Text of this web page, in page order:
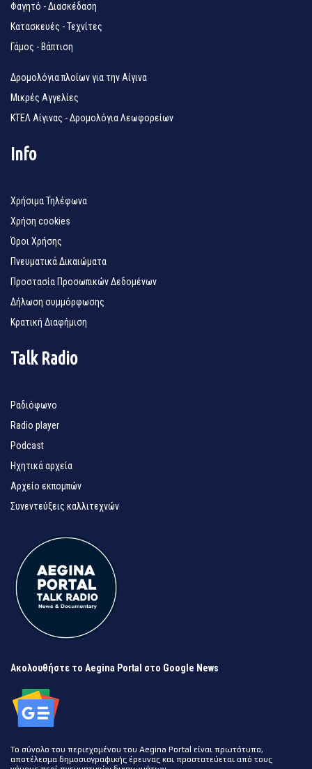
Φαγητό - Διασκέδαση
Κατασκευές - Τεχνίτες
Γάμος - Βάπτιση
Δρομολόγια πλοίων για την Αίγινα
Μικρές Αγγελίες
ΚΤΕΛ Αίγινας - Δρομολόγια Λεωφορείων
Info
Χρήσιμα Τηλέφωνα
Χρήση cookies
Όροι Χρήσης
Πνευματικά Δικαιώματα
Προστασία Προσωπικών Δεδομένων
Δήλωση συμμόρφωσης
Κρατική Διαφήμιση
Talk Radio
Ραδιόφωνο
Radio player
Podcast
Ηχητικά αρχεία
Αρχείο εκπομπών
Συνεντεύξεις καλλιτεχνών
Ακολουθήστε το Aegina Portal στο Google News
Το σύνολο του περιεχομένου του Aegina Portal είναι πρωτότυπο,
αποτέλεσμα δημοσιογραφικής έρευνας και προστατεύεται από τους